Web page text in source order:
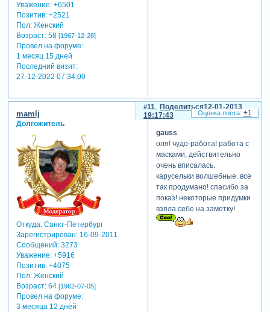
Уважение: +6501
Позитив: +2521
Пол:Женский
Возраст:58 [1967-12-28]
Провел на форуме:
1 месяц 15 дней
Последний визит:
27-12-2022 07:34:00
Поделиться
11
12-01-2013
19:17:43
mamlj
Долгожитель
Откуда:Санкт-Петербург
Зарегистрирован: 16-09-2011
Сообщений:3273
Уважение: +5916
Позитив: +4075
Пол:Женский
Возраст:64 [1962-07-05]
Провел на форуме:
3 месяца 12 дней
gauss
оля! чудо-работа! работа с
масками, действительно
очень вписалась.
карусельки волшебные. все
так продумано! спасибо за
показ! некоторые придумки
взяла себе на заметку!
+1